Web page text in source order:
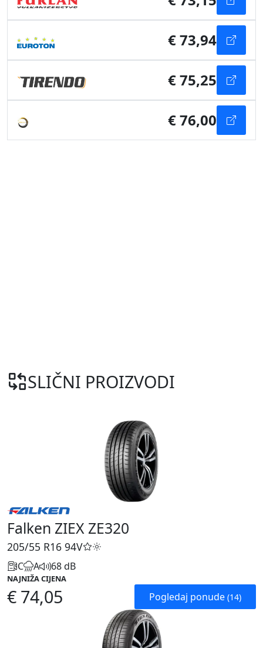
€ 73,94
€ 75,25
€ 76,00
SLIČNI PROIZVODI
Falken ZIEX ZE320
205/55 R16 94V
C A 68 dB
NAJNIŽA CIJENA
€ 74,05 Pogledaj ponude (14)